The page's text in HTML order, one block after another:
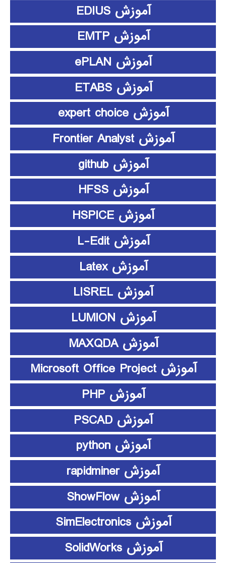
آموزش EDIUS
آموزش EMTP
آموزش ePLAN
آموزش ETABS
آموزش expert choice
آموزش Frontier Analyst
آموزش github
آموزش HFSS
آموزش HSPICE
آموزش L-Edit
آموزش Latex
آموزش LISREL
آموزش LUMION
آموزش MAXQDA
آموزش Microsoft Office Project
آموزش PHP
آموزش PSCAD
آموزش python
آموزش rapidminer
آموزش ShowFlow
آموزش SimElectronics
آموزش SolidWorks